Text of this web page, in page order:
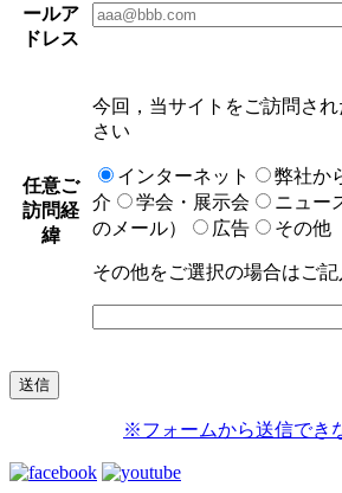
ールア
ドレス
任意ご
訪問経
緯
今回，当サイトをご訪問さ
さい
インターネット 弊社か
介
学会・展示会
ニュー
のメール）
広告 その他
その他をご選択の場合はご
※フォームから送信でき